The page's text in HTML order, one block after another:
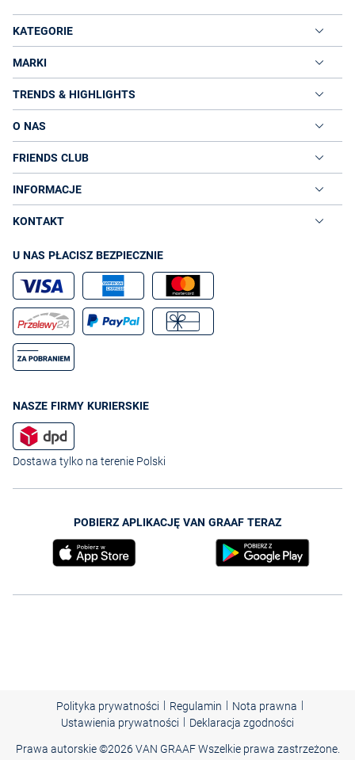
KATEGORIE
MARKI
TRENDS & HIGHLIGHTS
O NAS
FRIENDS CLUB
INFORMACJE
KONTAKT
U NAS PŁACISZ BEZPIECZNIE
NASZE FIRMY KURIERSKIE
Dostawa tylko na terenie Polski
POBIERZ APLIKACJĘ VAN GRAAF TERAZ
Polityka prywatności | Regulamin | Nota prawna |
Ustawienia prywatności | Deklaracja zgodności
Prawa autorskie ©2026 VAN GRAAF Wszelkie prawa zastrzeżone.